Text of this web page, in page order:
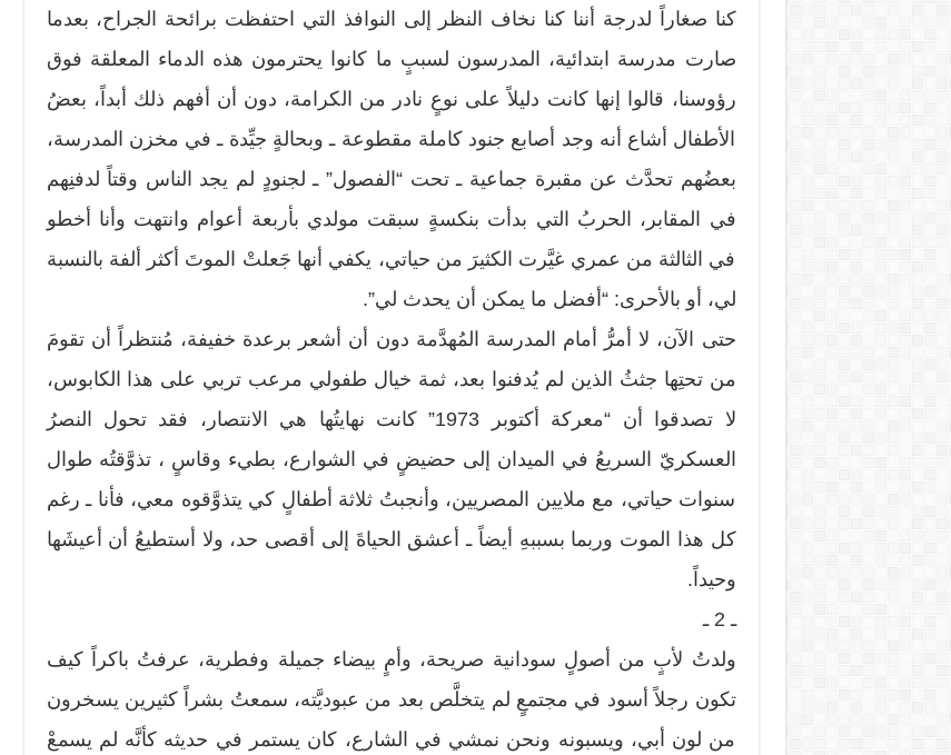
كنا صغاراً لدرجة أننا كنا نخاف النظر إلى النوافذ التي احتفظت برائحة الجراح، بعدما
صارت مدرسة ابتدائية، المدرسون لسببٍ ما كانوا يحترمون هذه الدماء المعلقة فوق
رؤوسنا، قالوا إنها كانت دليلاً على نوعٍ نادر من الكرامة، دون أن أفهم ذلك أبداً، بعضُ
الأطفال أشاع أنه وجد أصابع جنود كاملة مقطوعة ـ وبحالةٍ جيِّدة ـ في مخزن المدرسة،
بعضُهم تحدَّث عن مقبرة جماعية ـ تحت “الفصول” ـ لجنودٍ لم يجد الناس وقتاً لدفنِهم
في المقابر، الحربُ التي بدأت بنكسةٍ سبقت مولدي بأربعة أعوام وانتهت وأنا أخطو
في الثالثة من عمري غيَّرت الكثيرَ من حياتي، يكفي أنها جَعلتْ الموتَ أكثر ألفة بالنسبة
لي، أو بالأحرى: “أفضل ما يمكن أن يحدث لي”.
حتى الآن، لا أمرُّ أمام المدرسة المُهدَّمة دون أن أشعر برعدة خفيفة، مُنتظراً أن تقومَ
من تحتِها جثثُ الذين لم يُدفنوا بعد، ثمة خيال طفولي مرعب تربي على هذا الكابوس،
لا تصدقوا أن “معركة أكتوبر 1973” كانت نهايتُها هي الانتصار، فقد تحول النصرُ
العسكريّ السريعُ في الميدان إلى حضيضٍ في الشوارع، بطيء وقاسٍ ، تذوَّقتُه طوال
سنوات حياتي، مع ملايين المصريين، وأنجبتُ ثلاثة أطفالٍ كي يتذوَّقوه معي، فأنا ـ رغم
كل هذا الموت وربما بسببهِ أيضاً ـ أعشق الحياةَ إلى أقصى حد، ولا أستطيعُ أن أعيشَها
وحيداً.
ـ 2 ـ
ولدتُ لأبٍ من أصولٍ سودانية صريحة، وأمٍ بيضاء جميلة وفطرية، عرفتُ باكراً كيف
تكون رجلاً أسود في مجتمعٍ لم يتخلَّص بعد من عبوديَّته، سمعتُ بشراً كثيرين يسخرون
من لون أبي، ويسبونه ونحن نمشي في الشارع، كان يستمر في حديثه كأنَّه لم يسمعْ